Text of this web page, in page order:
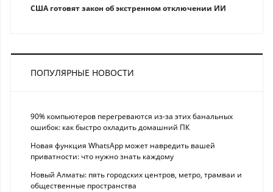
США готовят закон об экстренном отключении ИИ
ПОПУЛЯРНЫЕ НОВОСТИ
90% компьютеров перегреваются из-за этих банальных
ошибок: как быстро охладить домашний ПК
Новая функция WhatsApp может навредить вашей
приватности: что нужно знать каждому
Новый Алматы: пять городских центров, метро, трамваи и
общественные пространства